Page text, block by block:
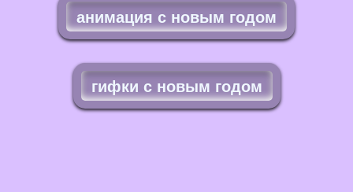
анимация с новым годом
гифки с новым годом